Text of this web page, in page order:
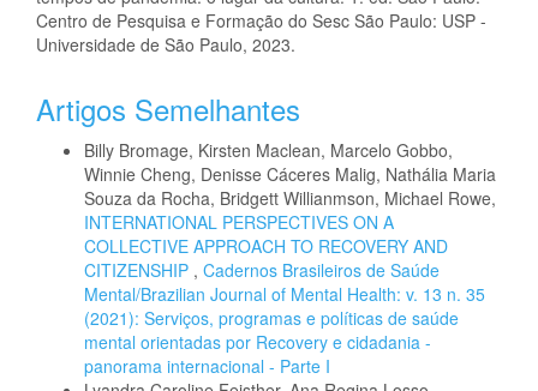
Centro de Pesquisa e Formação do Sesc São Paulo: USP -
Universidade de São Paulo, 2023.
Artigos Semelhantes
Billy Bromage, Kirsten Maclean, Marcelo Gobbo,
Winnie Cheng, Denisse Cáceres Malig, Nathália Maria
Souza da Rocha, Bridgett Willianmson, Michael Rowe,
INTERNATIONAL PERSPECTIVES ON A
COLLECTIVE APPROACH TO RECOVERY AND
CITIZENSHIP , Cadernos Brasileiros de Saúde
Mental/Brazilian Journal of Mental Health: v. 13 n. 35
(2021): Serviços, programas e políticas de saúde
mental orientadas por Recovery e cidadania -
panorama internacional - Parte I